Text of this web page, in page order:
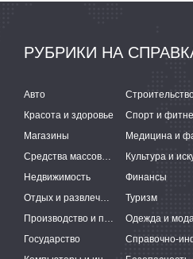
РУБРИКИ НА
Авто
Красота и здоровье
Спорт и
Магазины
Средства массовой информации
Недвижимость
Финансы
Отдых и развлечения
Туризм
Производство и поставки
Одежда и
Государство